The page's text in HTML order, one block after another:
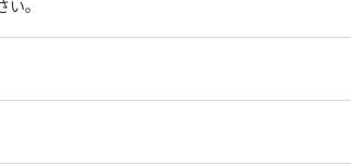
。